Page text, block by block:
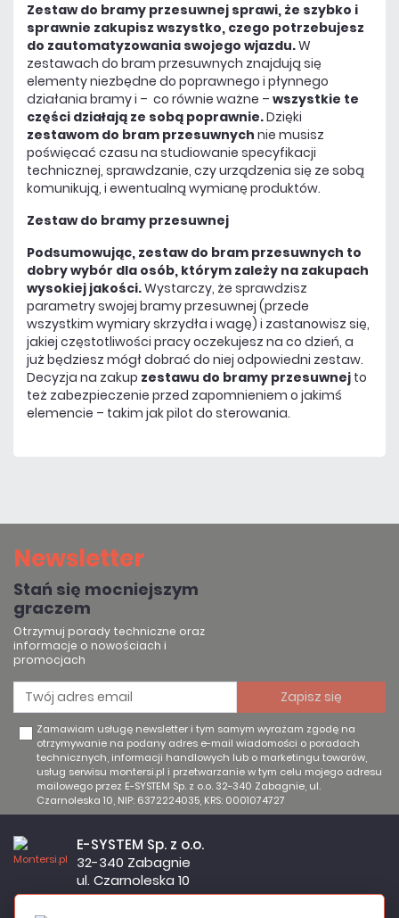
Zestaw do bramy przesuwnej sprawi, że szybko i
sprawnie zakupisz wszystko, czego potrzebujesz
do zautomatyzowania swojego wjazdu.W
zestawach do bram przesuwnych znajdują się
elementy niezbędne do poprawnego i płynnego
działania bramy i – co równie ważne – wszystkie te
części działają ze sobą poprawnie.Dzięki
zestawom do bram przesuwnych nie musisz
poświęcać czasu na studiowanie specyfikacji
technicznej, sprawdzanie, czy urządzenia się ze sobą
komunikują, i ewentualną wymianę produktów.
Zestaw do bramy przesuwnej
Podsumowując, zestaw do bram przesuwnych to
dobry wybór dla osób, którym zależy na zakupach
wysokiej jakości.Wystarczy, że sprawdzisz
parametry swojej bramy przesuwnej (przede
wszystkim wymiary skrzydła i wagę) i zastanowisz się,
jakiej częstotliwości pracy oczekujesz na co dzień, a
już będziesz mógł dobrać do niej odpowiedni zestaw.
Decyzja na zakup zestawu do bramy przesuwnej to
też zabezpieczenie przed zapomnieniem o jakimś
elemencie – takim jak pilot do sterowania.
Newsletter
Stań się mocniejszym
graczem
Otrzymuj porady techniczne oraz
informacje o nowościach i
promocjach
Zamawiam usługę newsletter i tym samym wyrażam zgodę na
otrzymywanie na podany adres e-mail wiadomości o poradach
technicznych, informacji handlowych lub o marketingu towarów,
usług serwisu montersi.pl i przetwarzanie w tym celu mojego adresu
mailowego przez E-SYSTEM Sp. z o.o. 32-340 Zabagnie, ul.
Czarnoleska 10, NIP: 6372224035, KRS: 0001074727
Firma czynna od poniedziałku do piątku w godzinach 8:00 –
E-SYSTEM Sp. z o.o.
32-340 Zabagnie
ul. Czarnoleska 10